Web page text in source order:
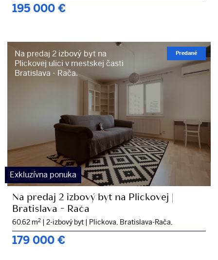
195 000 €
Na predaj 2 izbový byt na
Plickovej ulici v mestskej časti
Bratislava - Rača.
Predané
Exkluzívna ponuka
Na predaj 2 izbový byt na Plickovej |
Bratislava - Rača
60.62 m2 2-izbový byt Plickova, Bratislava-Rača,
179 000 €